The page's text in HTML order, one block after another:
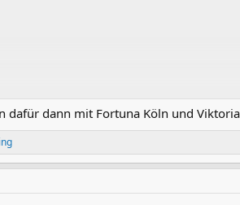
Kein Wunder, dass sich einige Spieler nicht
in Liga 4. Wo sich jetzt noch die U23
dafür dann mit Fortuna Köln und